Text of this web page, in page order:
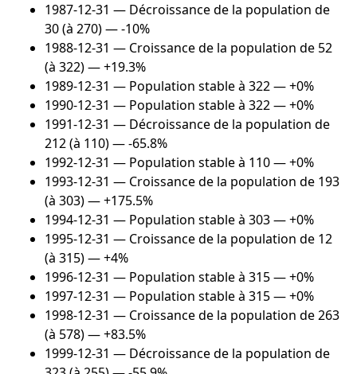
1987-12-31 — Décroissance de la population de
30 (à 270) — -10%
1988-12-31 — Croissance de la population de 52
(à 322) — +19.3%
1989-12-31 — Population stable à 322 — +0%
1990-12-31 — Population stable à 322 — +0%
1991-12-31 — Décroissance de la population de
212 (à 110) — -65.8%
1992-12-31 — Population stable à 110 — +0%
1993-12-31 — Croissance de la population de 193
(à 303) — +175.5%
1994-12-31 — Population stable à 303 — +0%
1995-12-31 — Croissance de la population de 12
(à 315) — +4%
1996-12-31 — Population stable à 315 — +0%
1997-12-31 — Population stable à 315 — +0%
1998-12-31 — Croissance de la population de 263
(à 578) — +83.5%
1999-12-31 — Décroissance de la population de